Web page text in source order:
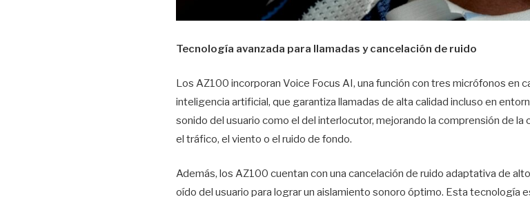
Tecnología avanzada para llamadas y cancelación de ruido
Los AZ100 incorporan Voice Focus AI, una función con tres micrófonos en
inteligencia artificial, que garantiza llamadas de alta calidad incluso en
sonido del usuario como el del interlocutor, mejorando la comprensión de
el tráfico, el viento o el ruido de fondo.
Además, los AZ100 cuentan con una cancelación de ruido adaptativa de
oído del usuario para lograr un aislamiento sonoro óptimo. Esta tecnología